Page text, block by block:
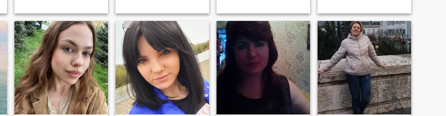
creando spazi che ispirano
le persone a vivere meglio.
Amo il movimento, lo sport, i
buoni film, i viaggi, e una vita
piena di significato e calma. I
miei giorni sono pieni di
curiosità, risate e tenerezza,
specialmente con il mio
meraviglioso figlioletto. Io
credo che l'amore sia una
partnership costruita su
rispetto, gentilezza e sogni
condivisi. Sto cercando un
uomo che sia emotivamente